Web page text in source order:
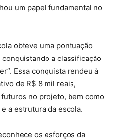
um papel fundamental no
obteve uma pontuação
a classificação
Essa conquista rendeu à
de R$ 8 mil reais,
no projeto, bem como
a estrutura da escola.
os esforços da